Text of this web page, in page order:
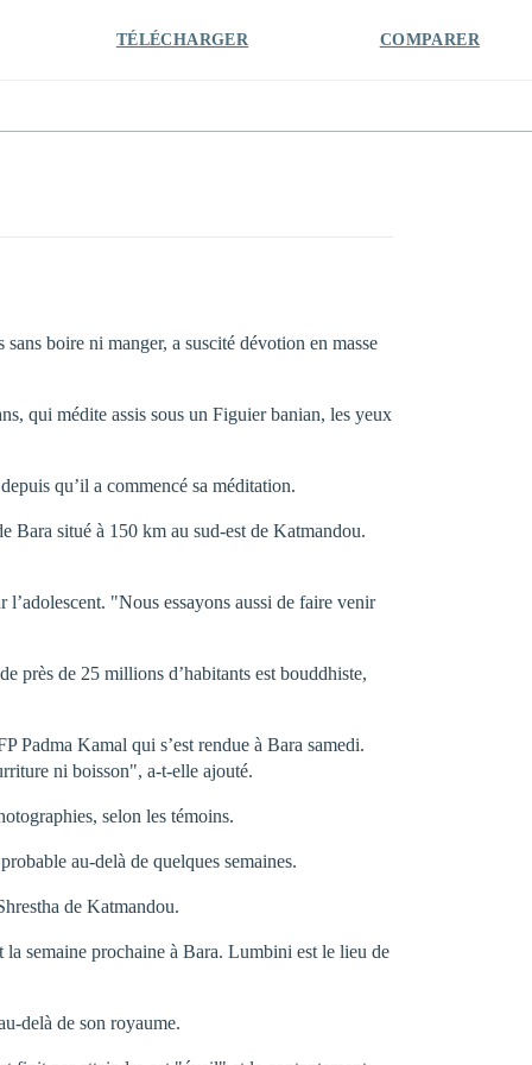
TÉLÉCHARGER COMPARER
boire ni manger, a suscité dévotion en masse
qui médite assis sous un Figuier banian, les yeux
qu’il a commencé sa méditation.
Bara situé à 150 km au sud-est de Katmandou.
l’adolescent. "Nous essayons aussi de faire venir
près de 25 millions d’habitants est bouddhiste,
Padma Kamal qui s’est rendue à Bara samedi.
ni boisson", a-t-elle ajouté.
selon les témoins.
au-delà de quelques semaines.
de Katmandou.
semaine prochaine à Bara. Lumbini est le lieu de
delà de son royaume.